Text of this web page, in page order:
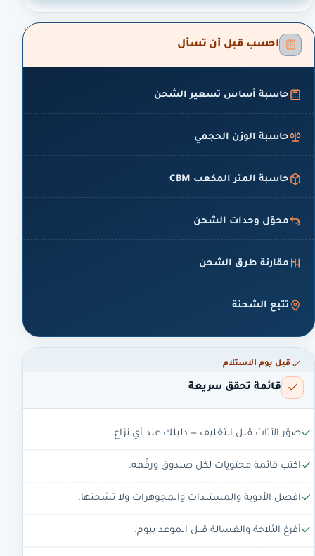
احسب قبل أن تسأل
حاسبة أساس تسعير الشحن
حاسبة الوزن الحجمي
حاسبة المتر المكعب CBM
محوّل وحدات الشحن
مقارنة طرق الشحن
تتبع الشحنة
قبل يوم الاستلام
قائمة تحقق سريعة
صوّر الأثاث قبل التغليف — دليلك عند أي نزاع.
اكتب قائمة محتويات لكل صندوق ورقّمه.
افصل الأدوية والمستندات والمجوهرات ولا تشحنها.
أفرغ الثلاجة والغسالة قبل الموعد بيوم.